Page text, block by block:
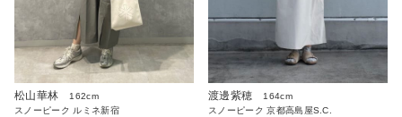
松山華林
162cm
スノーピーク ルミネ新宿
渡邊紫穂
164cm
スノーピーク 京都高島屋S.C.